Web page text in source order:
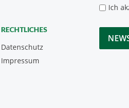
Ich
RECHTLICHES
Datenschutz
Impressum